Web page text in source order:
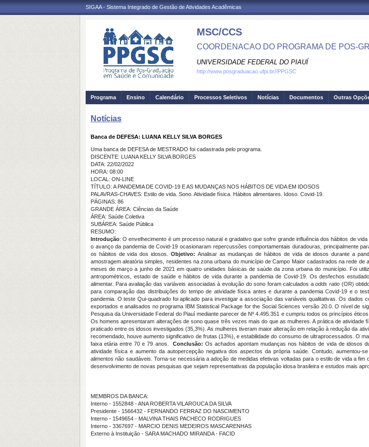
SIGAA - Sistema Integrado de Gestão de Atividades Acadêmicas
MSC/CCS
COORDENACAO DO PROGRAMA DE POS-
UNIVERSIDADE FEDERAL DO PIAUÍ
http://www.posgraduacao.ufpi.br//PPGSC
Programa Ensino Calendário Processos Seletivos Notícias Documentos Outras
Notícias
Banca de DEFESA: LUANA KELLY SILVA BORGES
Uma banca de DEFESA de MESTRADO foi cadastrada pelo programa.
DISCENTE: LUANA KELLY SILVA BORGES
DATA: 22/02/2022
HORA: 08:00
LOCAL: ON-LINE
TÍTULO: A PANDEMIA DE COVID-19 E AS MUDANÇAS NOS HÁBITOS DE VIDA EM IDOSOS
PALAVRAS-CHAVES: Estilo de vida. Sono. Atividade física. Hábitos alimentares. Idoso. Covid-19.
PÁGINAS: 86
GRANDE ÁREA: Ciências da Saúde
ÁREA: Saúde Coletiva
SUBÁREA: Saúde Pública
RESUMO:
Introdução: O envelhecimento é um processo natural e gradativo que sofre grande influência dos hábitos de
o avanço da pandemia de Covid-19 ocasionaram repercussões comportamentais duradouras, principalmente
os hábitos de vida dos idosos. Objetivo: Analisar as mudanças de hábitos de vida de idosos durante a
amostragem aleatória simples, residentes na zona urbana do município de Campo Maior cadastrados na rede
meses de março a junho de 2021 em quatro unidades básicas de saúde da zona urbana do município. Foi
antropométricos, estado de saúde e hábitos de vida durante a pandemia de Covid-19. Os desfechos
alimentar. Para avaliação das variáveis associadas à evolução do sono foram calculados aodds ratio(OR)
para comparação das distribuições do tempo de atividade física antes e durante a pandemia Covid-19 e o
pandemia. O teste Qui-quadrado foi aplicado para investigar a associação das variáveis qualitativas. Os dados
exportados e analisados no programa IBM Statistical Package for the Social Sciences versão 20.0. O nível de
Pesquisa da Universidade Federal do Piauí mediante parecer de Nº 4.495.351 e cumpriu todos os princípios
Os homens apresentaram alterações de sono quase três vezes mais do que as mulheres. A prática de
praticado entre os idosos investigados (35,3%). As mulheres tiveram maior alteração em relação à redução da
recomendado, houve aumento significativo de frutas (13%), e estabilidade do consumo de ultraprocessados. O
faixa etária entre 70 e 79 anos. Conclusão: Os achados apontam mudanças nos hábitos de vida de idosos
atividade física e aumento da autopercepção negativa dos aspectos da própria saúde. Contudo,
alimentos não saudáveis. Torna-se necessária a adoção de medidas efetivas voltadas para o estilo de vida a
desenvolvimento de novas pesquisas que sejam representativas da população idosa brasileira e estudos mais
MEMBROS DA BANCA:
Interno - 1552848 - ANA ROBERTA VILAROUCA DA SILVA
Presidente - 1566432 - FERNANDO FERRAZ DO NASCIMENTO
Interno - 1549654 - MALVINA THAIS PACHECO RODRIGUES
Interno - 3367697 - MARCIO DENIS MEDEIROS MASCARENHAS
Externo à Instituição - SARA MACHADO MIRANDA - FACID